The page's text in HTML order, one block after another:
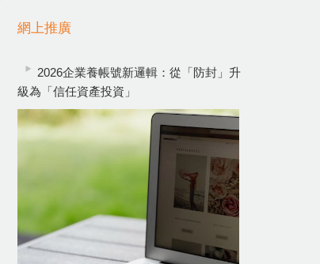
網上推廣
2026企業養帳號新邏輯：從「防封」升
級為「信任資產投資」